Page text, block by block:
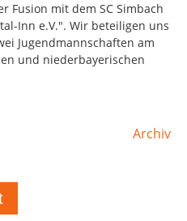
Fusion mit dem SC Simbach
Inn e.V.". Wir beteiligen uns
Jugendmannschaften am
und niederbayerischen
Archiv